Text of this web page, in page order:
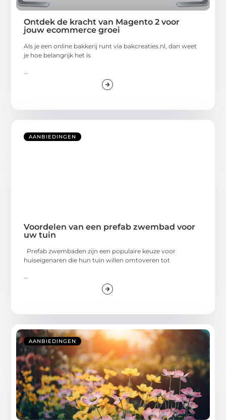
Ontdek de kracht van Magento 2 voor
jouw ecommerce groei
Als je een online bakkerij runt via bakcreaties.nl, dan weet
je hoe belangrijk het is
AANBIEDINGEN
Voordelen van een prefab zwembad voor
uw tuin
Prefab zwembaden zijn een populaire keuze voor
huiseigenaren die hun tuin willen omtoveren tot
...
AANBIEDINGEN